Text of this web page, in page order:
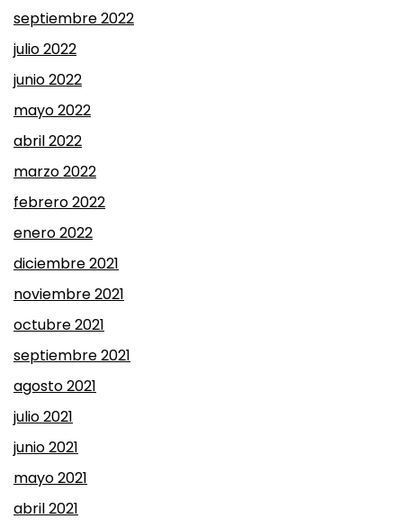
septiembre 2022
julio 2022
junio 2022
mayo 2022
abril 2022
marzo 2022
febrero 2022
enero 2022
diciembre 2021
noviembre 2021
octubre 2021
septiembre 2021
agosto 2021
julio 2021
junio 2021
mayo 2021
abril 2021